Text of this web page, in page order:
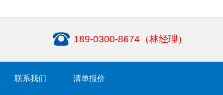
189-0300-8674（林经理）
联系我们 清单报价